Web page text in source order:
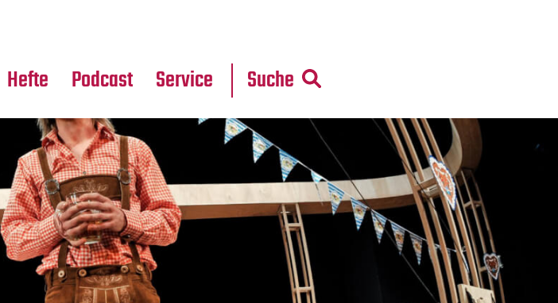
Hefte Podcast Service Suche